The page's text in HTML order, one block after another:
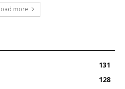
more
131
128